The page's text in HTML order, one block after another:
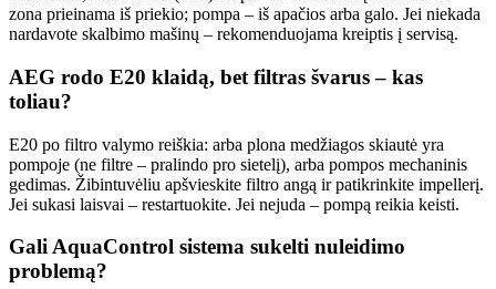
zona prieinama iš priekio; pompa – iš apačios arba galo. Jei niekada
nardavote skalbimo mašinų – rekomenduojama kreiptis į servisą.
AEG rodo E20 klaidą, bet filtras švarus – kas
toliau?
E20 po filtro valymo reiškia: arba plona medžiagos skiautė yra
pompoje (ne filtre – pralindo pro sietelį), arba pompos mechaninis
gedimas. Žibintuvėliu apšvieskite filtro angą ir patikrinkite impellerį.
Jei sukasi laisvai – restartuokite. Jei nejuda – pompą reikia keisti.
Gali AquaControl sistema sukelti nuleidimo
problemą?